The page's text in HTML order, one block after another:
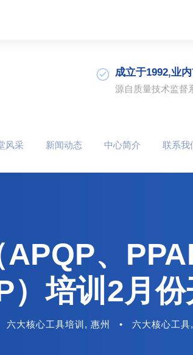
成立于1992,业
源自质量技术监督
风采 新闻动态 中心简介 联系我
、
）培训2月
六大核心工具培训 , 惠州 • 六大核心工具,